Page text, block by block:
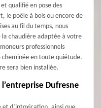
qualifié en pose des
le poêle à bois ou encore de
au fil du temps, nous
la chaudière adaptée à votre
professionnels
cheminée en toute quiétude.
sera bien installée.
Dufresne